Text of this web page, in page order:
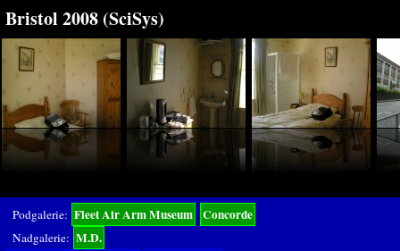
Bristol 2008 (SciSys)
Podgalerie: Fleet Air Arm Museum Concorde
Nadgalerie: M.D.